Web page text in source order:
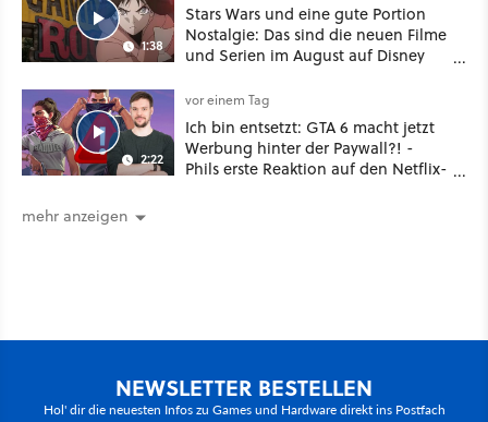
1:38
Stars Wars und eine gute Portion
Nostalgie: Das sind die neuen Filme
und Serien im August auf Disney
2:22
vor einem Tag
Ich bin entsetzt: GTA 6 macht jetzt
Werbung hinter der Paywall?! -
Phils erste Reaktion auf den Netflix-
mehr anzeigen
NEWSLETTER BESTELLEN
Hol' dir die neuesten Infos zu Games und Hardware direkt ins Postfach